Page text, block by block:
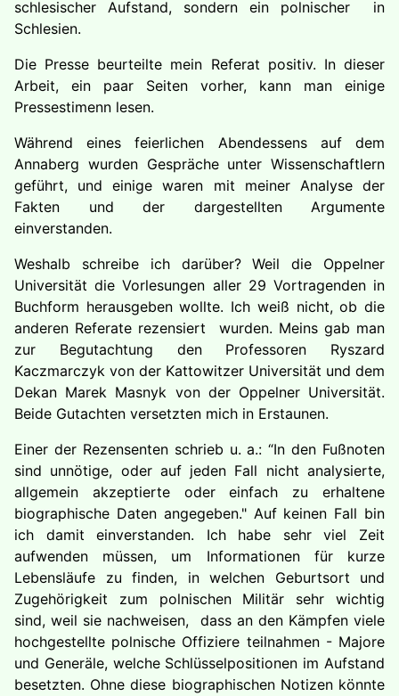
schlesischer Aufstand, sondern ein polnischer in
Schlesien.
Die Presse beurteilte mein Referat positiv. In dieser
Arbeit, ein paar Seiten vorher, kann man einige
Pressestimenn lesen.
Während eines feierlichen Abendessens auf dem
Annaberg wurden Gespräche unter Wissenschaftlern
geführt, und einige waren mit meiner Analyse der
Fakten und der dargestellten Argumente
einverstanden.
Weshalb schreibe ich darüber? Weil die Oppelner
Universität die Vorlesungen aller 29 Vortragenden in
Buchform herausgeben wollte. Ich weiß nicht, ob die
anderen Referate rezensiert wurden. Meins gab man
zur Begutachtung den Professoren Ryszard
Kaczmarczyk von der Kattowitzer Universität und dem
Dekan Marek Masnyk von der Oppelner Universität.
Beide Gutachten versetzten mich in Erstaunen.
Einer der Rezensenten schrieb u. a.: “In den Fußnoten
sind unnötige, oder auf jeden Fall nicht analysierte,
allgemein akzeptierte oder einfach zu erhaltene
biographische Daten angegeben." Auf keinen Fall bin
ich damit einverstanden. Ich habe sehr viel Zeit
aufwenden müssen, um Informationen für kurze
Lebensläufe zu finden, in welchen Geburtsort und
Zugehörigkeit zum polnischen Militär sehr wichtig
sind, weil sie nachweisen, dass an den Kämpfen viele
hochgestellte polnische Offiziere teilnahmen - Majore
und Generäle, welche Schlüsselpositionen im Aufstand
besetzten. Ohne diese biographischen Notizen könnte